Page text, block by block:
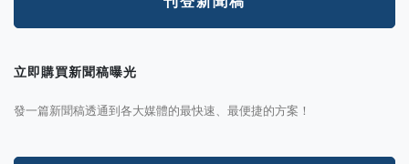
立即購買新聞稿曝光
發一篇新聞稿透通到各大媒體的最快速、最便捷的方案！